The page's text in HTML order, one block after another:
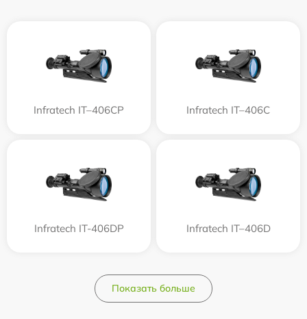
Infratech IT–406СP Infratech IT–406С
Infratech IT-406DP Infratech IT–406D
Показать больше